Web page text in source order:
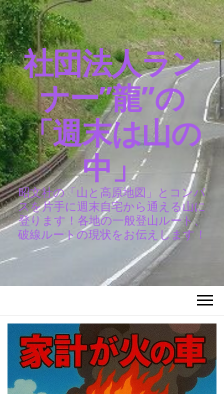
社団法人ラン
ナー”龍”の
「週末は山の
中」
昭文社の「山と高原地図」とコンパ
スを片手に週末自宅から通える山に
登ります！各地の一般登山ルート、
破線ルートの現状をお伝えします！